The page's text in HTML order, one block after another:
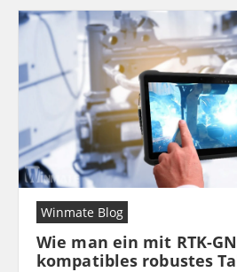
Winmate Blog
Wie man ein mit RTK-
kompatibles robustes